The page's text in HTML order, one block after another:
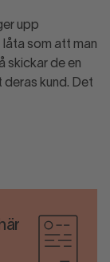
upp
som att man
skickar de en
kund. Det